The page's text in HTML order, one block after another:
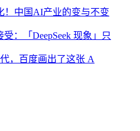
！中国AI产业的变与不变
：「DeepSeek 现象」只
，百度画出了这张 A